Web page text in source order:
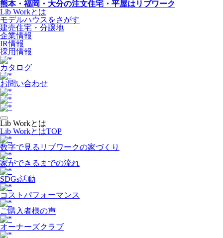
熊本・福岡・大分の注文住宅・平屋はリブワーク
Lib Workとは
モデルハウスをさがす
建売住宅・分譲地
企業情報
IR情報
採用情報
カタログ
お問い合わせ
Lib Workとは
Lib WorkとはTOP
数字で⾒るリブワークの家づくり
家ができるまでの流れ
SDGs活動
コストパフォーマンス
ご購入者様の声
オーナーズクラブ